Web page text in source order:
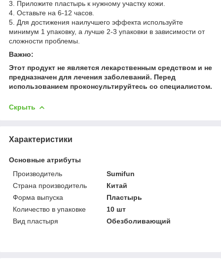
3. Приложите пластырь к нужному участку кожи.
4. Оставьте на 6-12 часов.
5. Для достижения наилучшего эффекта используйте
минимум 1 упаковку, а лучше 2-3 упаковки в зависимости от
сложности проблемы.
Важно:
Этот продукт не является лекарственным средством и не
предназначен для лечения заболеваний. Перед
использованием проконсультируйтесь со специалистом.
Скрыть
Характеристики
Основные атрибуты
Производитель
Sumifun
Страна производитель
Китай
Форма выпуска
Пластырь
Количество в упаковке
10 шт
Вид пластыря
Обезболивающий